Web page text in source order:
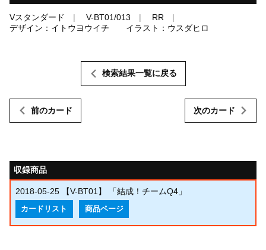
Vスタンダード V-BT01/013
RR
デザイン：イトウヨウイチ イラスト：ウスダヒロ
前のカード
検索結果一覧に戻る
次のカード
収録商品
2018-05-25 【V-BT01】 「結成！チームQ4」
カードリスト 商品ページ